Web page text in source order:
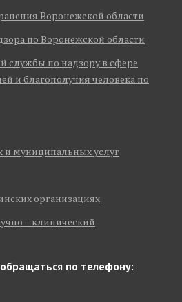
Воронежской области
по Воронежской области
службы по надзору в сфере
и благополучия человека по
и муниципальных услуг
организациях
– клинический
по телефону: